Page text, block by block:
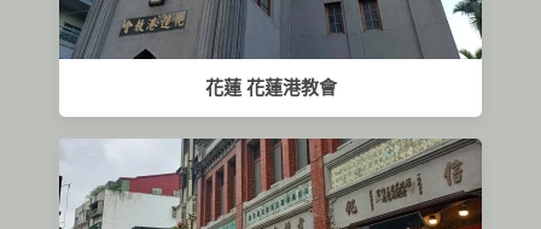
花蓮 花蓮港教會